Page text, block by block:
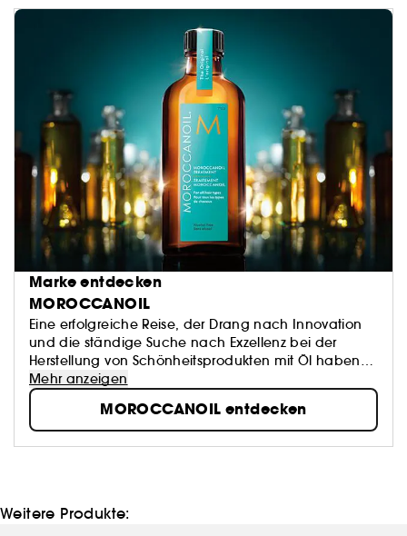
Marke entdecken
MOROCCANOIL
Eine erfolgreiche Reise, der Drang nach Innovation
und die ständige Suche nach Exzellenz bei der
Herstellung von Schönheitsprodukten mit Öl haben
eine Marke geprägt, die inzwischen zu einer Ikone
geworden ist: Moroccanoil.
Mehr anzeigen
MOROCCANOIL entdecken
Weitere Produkte: